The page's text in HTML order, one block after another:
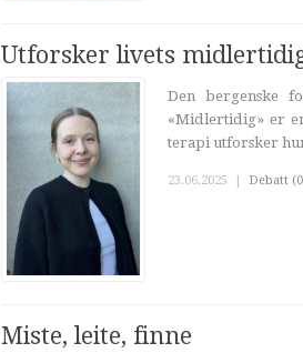
Utforsker livets
Den bergenske
«Midlertidig» er
terapi utforsker
23.06.2025 | Debatt
Miste, leite, finne